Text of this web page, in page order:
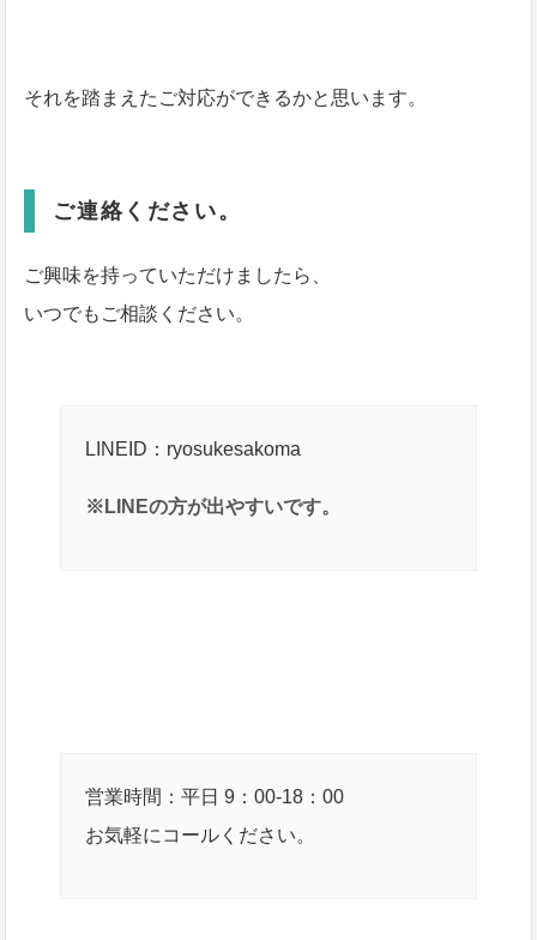
それを踏まえたご対応ができるかと思います。
ご連絡ください。
ご興味を持っていただけましたら、
いつでもご相談ください。
LINEID：ryosukesakoma
※LINEの方が出やすいです。
営業時間：平日 9：00-18：00
お気軽にコールください。